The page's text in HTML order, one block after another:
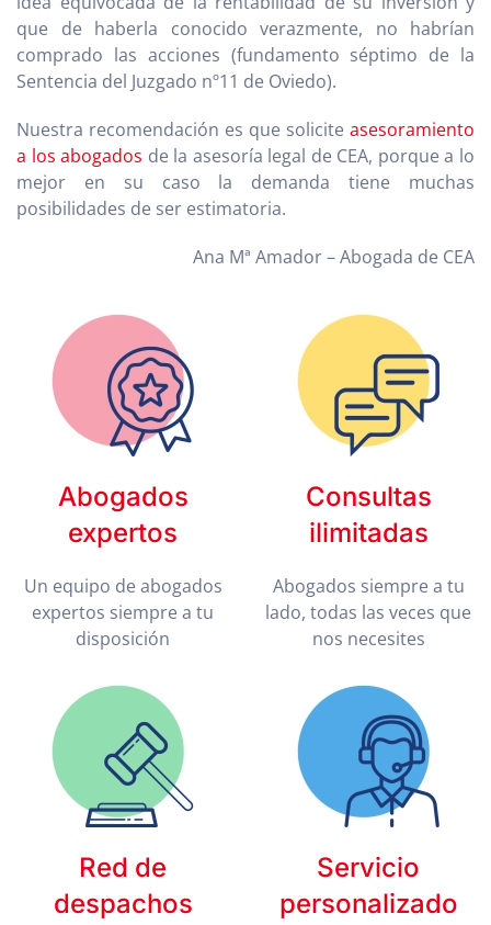
que de haberla conocido verazmente, no habrían
comprado las acciones (fundamento séptimo de la
Sentencia del Juzgado nº11 de Oviedo).
Nuestra recomendación es que solicite asesoramiento
a los abogados de la asesoría legal de CEA, porque a lo
mejor en su caso la demanda tiene muchas
posibilidades de ser estimatoria.
Ana Mª Amador – Abogada de CEA
Abogados
expertos
Un equipo de abogados
expertos siempre a tu
disposición
Consultas
ilimitadas
Abogados siempre a tu
lado, todas las veces que
nos necesites
Red de
despachos
Servicio
personalizado